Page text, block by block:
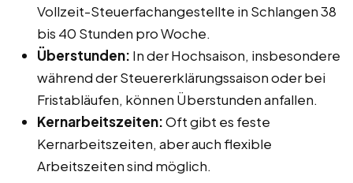
Vollzeit-Steuerfachangestellte in Schlangen 38
bis 40 Stunden pro Woche.
Überstunden: In der Hochsaison, insbesondere
während der Steuererklärungssaison oder bei
Fristabläufen, können Überstunden anfallen.
Kernarbeitszeiten:Oft gibt es feste
Kernarbeitszeiten, aber auch flexible
Arbeitszeiten sind möglich.